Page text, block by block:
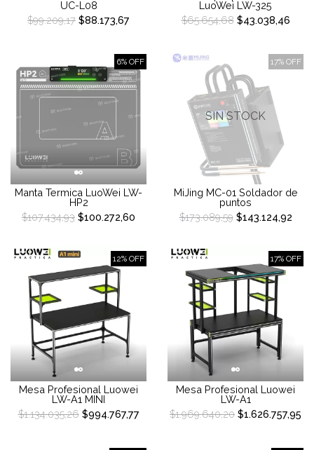
UC-L08
$99.209,17 $88.173,67
LuoWei LW-325
$65.654,68$43.038,46
6% OFF
Manta Termica LuoWei LW-
HP2
$107.434,93 $100.272,60
17% OFF
SIN STOCK
MiJing MC-01 Soldador de
puntos
$173.089,59$143.124,92
12% OFF
Mesa Profesional Luowei
LW-A1 MINI
$1.134.035,26$994.767,77
17% OFF
Mesa Profesional Luowei
LW-A1
$1.969.640,20 $1.626.757,95